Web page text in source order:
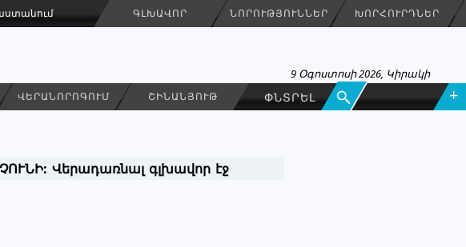
ԳԼԽԱՎՈՐ ՆՈՐՈՒԹՅՈՒՆՆԵՐ ԽՈՐՀՈՒՐԴՆԵՐ
9 Օգոստոսի 2026, Կիրակի
ՎԵՐԱՆՈՐՈԳՈՒՄ ՇԻՆԱՆՅՈՒԹ +
Վերադառնալ գլխավոր էջ